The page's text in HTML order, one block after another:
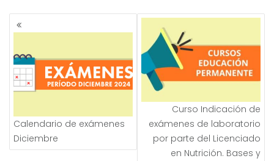
NAVEGACIÓN
DE
Calendario de exámenes
Diciembre
Curso Indicación de
exámenes de laboratorio
por parte del Licenciado
en Nutrición. Bases y